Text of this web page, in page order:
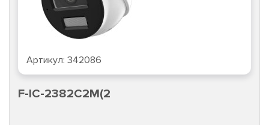
Артикул: 342086
F-IC-2382C2M(2